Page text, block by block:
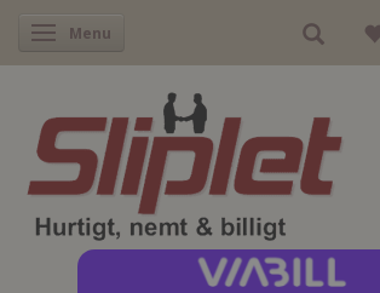
Skifte navigation
Menu